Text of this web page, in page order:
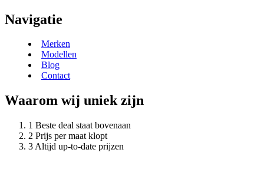
Navigatie
Merken
Modellen
Blog
Contact
Waarom wij uniek zijn
Beste deal staat bovenaan
Prijs per maat klopt
Altijd up-to-date prijzen